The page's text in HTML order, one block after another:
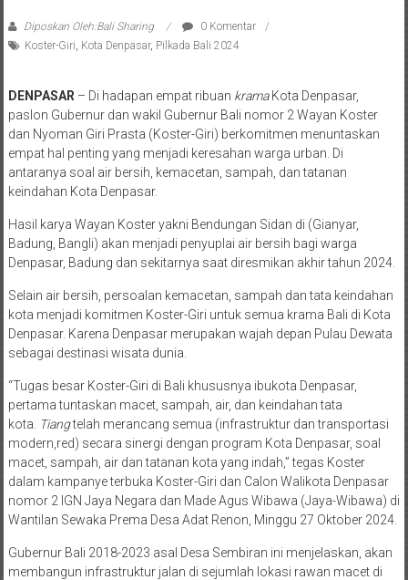
Diposkan Oleh:Bali Sharing
0 Komentar
Koster-Giri Kota Denpasar, Pilkada Bali 2024
DENPASAR – Di hadapan empat ribuan kramaKota Denpasar,
paslon Gubernur dan wakil Gubernur Bali nomor 2 Wayan Koster
dan Nyoman Giri Prasta (Koster-Giri) berkomitmen menuntaskan
empat hal penting yang menjadi keresahan warga urban. Di
antaranya soal air bersih, kemacetan, sampah, dan tatanan
keindahan Kota Denpasar.
Hasil karya Wayan Koster yakni Bendungan Sidan di (Gianyar,
Badung, Bangli) akan menjadi penyuplai air bersih bagi warga
Denpasar, Badung dan sekitarnya saat diresmikan akhir tahun 2024.
Selain air bersih, persoalan kemacetan, sampah dan tata keindahan
kota menjadi komitmen Koster-Giri untuk semua krama Bali di Kota
Denpasar. Karena Denpasar merupakan wajah depan Pulau Dewata
sebagai destinasi wisata dunia.
“Tugas besar Koster-Giri di Bali khususnya ibukota Denpasar,
pertama tuntaskan macet, sampah, air, dan keindahan tata
kota. Tiangtelah merancang semua (infrastruktur dan transportasi
modern,red) secara sinergi dengan program Kota Denpasar, soal
macet, sampah, air dan tatanan kota yang indah,” tegas Koster
dalam kampanye terbuka Koster-Giri dan Calon Walikota Denpasar
nomor 2 IGN Jaya Negara dan Made Agus Wibawa (Jaya-Wibawa) di
Wantilan Sewaka Prema Desa Adat Renon, Minggu 27 Oktober 2024.
Gubernur Bali 2018-2023 asal Desa Sembiran ini menjelaskan, akan
membangun infrastruktur jalan di sejumlah lokasi rawan macet di